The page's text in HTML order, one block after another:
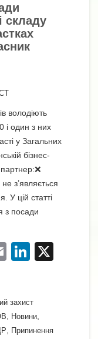
складу
володіють
і один з них
у Загальних
бізнес-
з’являється
У цій статті
з посади
E
Li
e
dI
захист
Новини
Припинення